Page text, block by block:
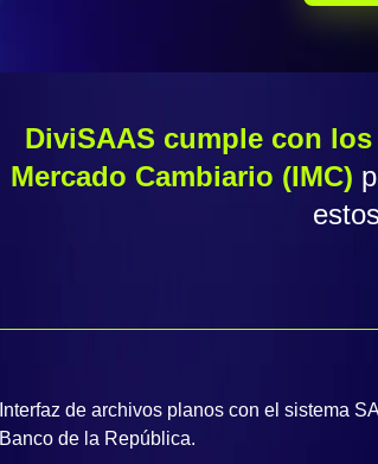
DiviSAAS cumple con
Mercado Cambiario (IMC)
Interfaz de archivos planos con el sistema
Banco de la República.